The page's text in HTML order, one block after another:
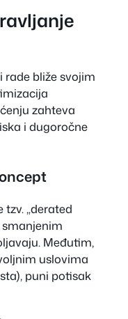
bliže svojim
zahteva
i dugoročne
„derated
smanjenim
Međutim,
uslovima
puni potisak